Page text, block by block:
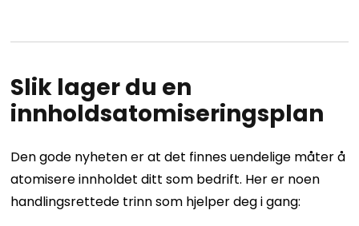
Slik lager du en
innholdsatomiseringsplan
Den gode nyheten er at det finnes uendelige måter å
atomisere innholdet ditt som bedrift. Her er noen
handlingsrettede trinn som hjelper deg i gang: